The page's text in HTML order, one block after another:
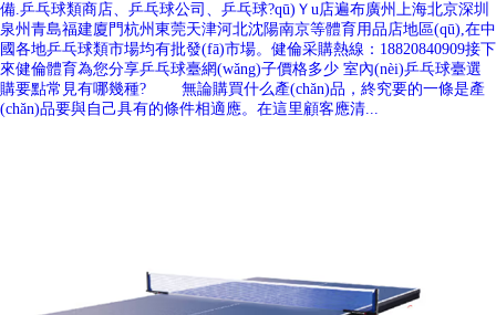
備.乒乓球類商店、乒乓球公司、乒乓球?qū)Ｙu店遍布廣州上海北京深圳
泉州青島福建廈門杭州東莞天津河北沈陽南京等體育用品店地區(qū),在中
國各地乒乓球類市場均有批發(fā)市場。健倫采購熱線：18820840909接下
來健倫體育為您分享乒乓球臺網(wǎng)子價格多少 室內(nèi)乒乓球臺選
購要點常見有哪幾種? 無論購買什么產(chǎn)品，終究要的一條是產
(chǎn)品要與自己具有的條件相適應。在這里顧客應清...